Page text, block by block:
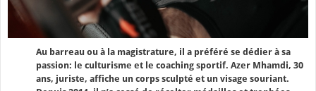
Au barreau ou à la magistrature, il a préféré se dédier à sa
passion: le culturisme et le coaching sportif. Azer Mhamdi, 30
ans, juriste, affiche un corps sculpté et un visage souriant.